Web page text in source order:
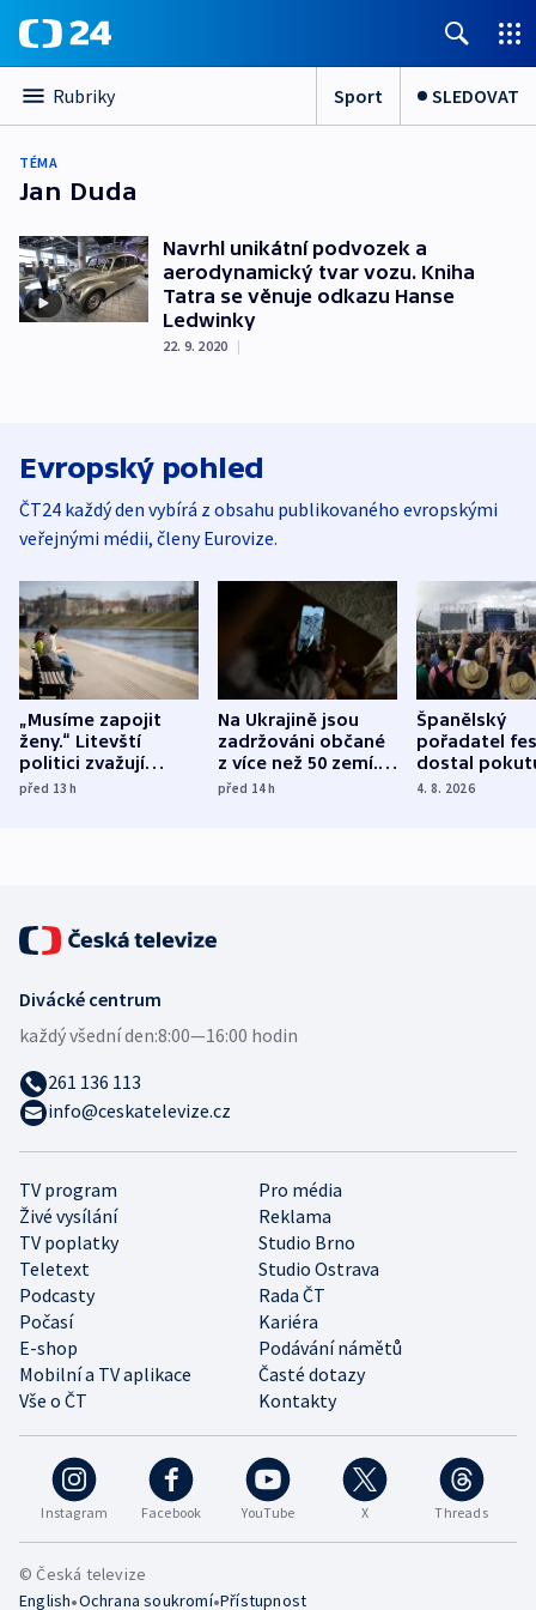
Rubriky Sport SLEDOVAT
TÉMA
Jan Duda
Navrhl unikátní podvozek a
aerodynamický tvar vozu. Kniha
Tatra se věnuje odkazu Hanse
Ledwinky
22. 9. 2020 |
Evropský pohled
ČT24 každý den vybírá z obsahu publikovaného evropskými
veřejnými médii, členy Eurovize.
„Musíme zapojit
ženy.“ Litevští
politici zvažují
dohodu o
před 13h
Na Ukrajině jsou
zadržováni občané
z více než 50 zemí.
Bojovali na straně
před 14h
Španělský
pořadatel
dostal
nekalé
4. 8. 2026
Instagram Facebook YouTube X Threads
TV program
Pro média
Živé vysílání
Reklama
TV poplatky
Studio Brno
Teletext
Studio Ostrava
Podcasty
Rada ČT
Počasí
Kariéra
E-shop
Podávání námětů
Mobilní a TV aplikace
Časté dotazy
Vše o ČT
Kontakty
Divácké centrum
každý všední den:8:00—16:00 hodin
261 136 113
info@ceskatelevize.cz
© Česká televize
English•Ochrana soukromí•Přístupnost